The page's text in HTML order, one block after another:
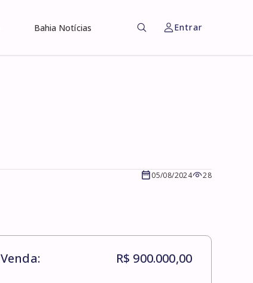
Bahia Notícias Entrar
05/08/2024 28
Venda: R$ 900.000,00